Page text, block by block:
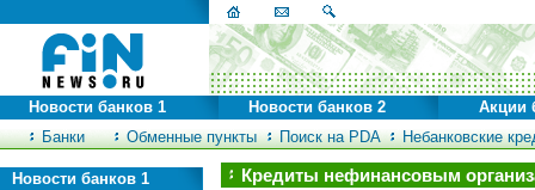
Банки Обменные пункты Поиск на PDA Небанковские
Новости банков 1 Новости банков 2 Акции
Новости банков 1
Кредиты нефинансовым